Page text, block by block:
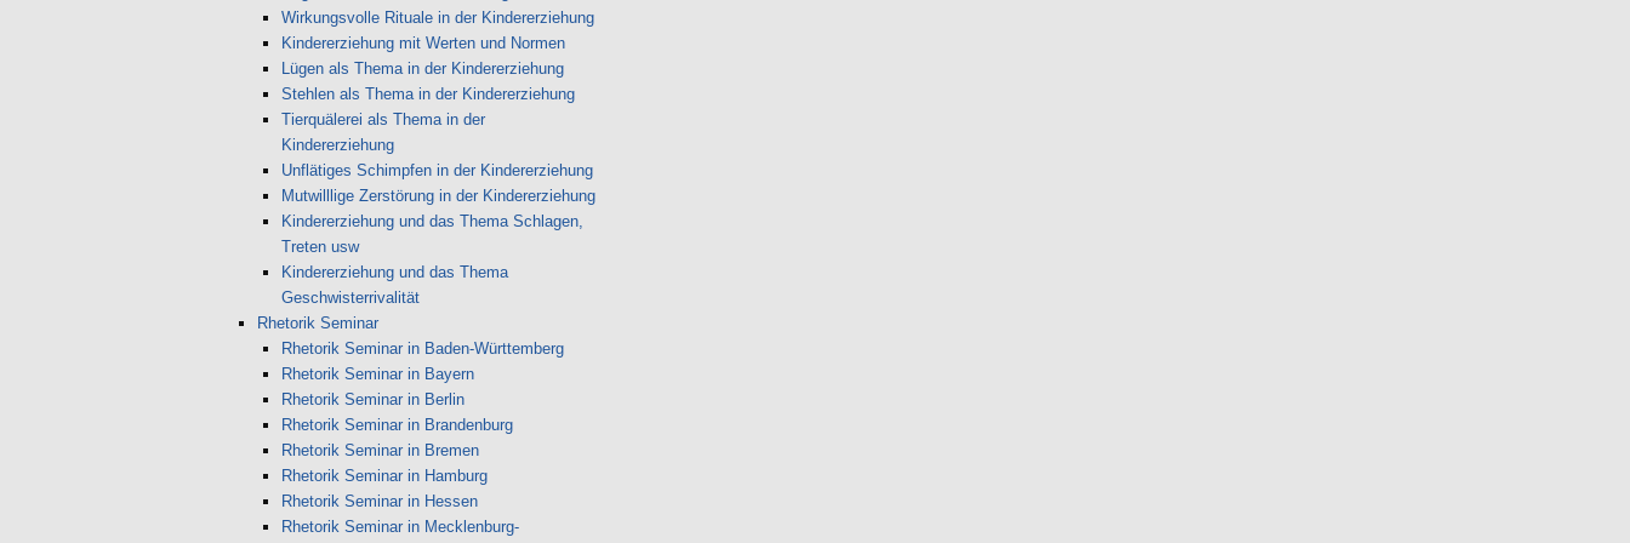
Wirkungsvolle Rituale in der Kindererziehung
Kindererziehung mit Werten und Normen
Lügen als Thema in der Kindererziehung
Stehlen als Thema in der Kindererziehung
Tierquälerei als Thema in der
Kindererziehung
Unflätiges Schimpfen in der Kindererziehung
Mutwilllige Zerstörung in der Kindererziehung
Kindererziehung und das Thema Schlagen,
Treten usw
Kindererziehung und das Thema
Geschwisterrivalität
Rhetorik Seminar
Rhetorik Seminar in Baden-Württemberg
Rhetorik Seminar in Bayern
Rhetorik Seminar in Berlin
Rhetorik Seminar in Brandenburg
Rhetorik Seminar in Bremen
Rhetorik Seminar in Hamburg
Rhetorik Seminar in Hessen
Rhetorik Seminar in Mecklenburg-